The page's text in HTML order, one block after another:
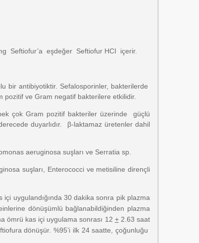
Seftiofur’a eşdeğer Seftiofur HCI içerir.
bir antibiyotiktir. Sefalosporinler, bakterilerde
ve Gram negatif bakterilere etkilidir.
çok Gram pozitif bakteriler üzerinde güçlü
duyarlıdır. β-laktamaz üretenler dahil
aeruginosa suşları ve Serratia sp.
suşları, Enterococci ve metisiline dirençli
uygulandığında 30 dakika sonra pik plazma
dönüşümlü bağlanabildiğinden plazma
ömrü kas içi uygulama sonrası 12 +2.63 saat
dönüşür. %95’i ilk 24 saatte, çoğunluğu